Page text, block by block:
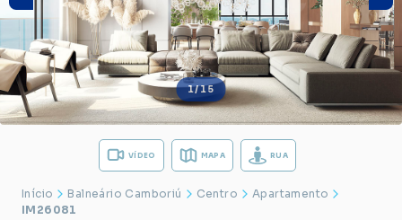
1/15
VÍDEO MAPA RUA
Início Balneário Camboriú Centro
Apartamento
IM26081